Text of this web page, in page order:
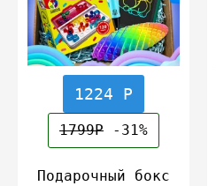
1224 Р
1799Р -31%
Подарочный бокс